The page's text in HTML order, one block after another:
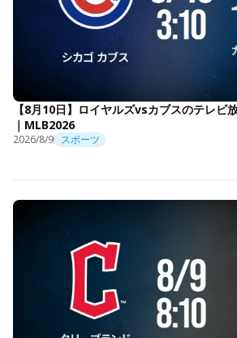
【8月10日】ロイヤルズvsカブスのテレビ
｜MLB2026
2026/8/9 スポーツ